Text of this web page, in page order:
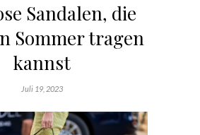
Sandalen, die
Sommer tragen
kannst
Juli 19, 2023